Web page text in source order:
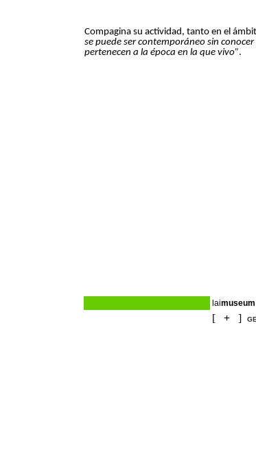
Compagina su actividad, tanto en el
se puede ser contemporáneo sin
pertenecen a la época en la que vivo”.
laimuseum
[ +]